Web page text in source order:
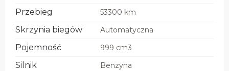
Przebieg 53300 km
Skrzynia biegów Automatyczna
Pojemność 999 cm3
Silnik Benzyna